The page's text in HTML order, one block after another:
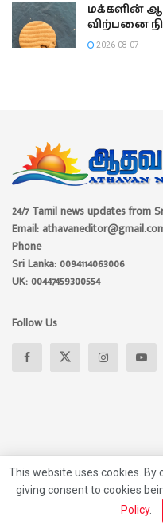
மக்களின்
விற்பனை
2026-08-07
24/7 Tamil news updates from
Email:
Phone
Sri Lanka: 0094114063006
UK: 00447459300554
Follow Us
About
This website uses cookies.
giving consent to cookies
Policy.